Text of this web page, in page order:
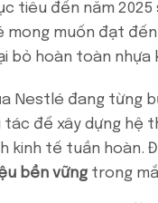
tiêu đến năm
mong muốn đạt
bỏ hoàn toàn
Nestlé đang từng
để xây dựng hệ
kinh tế tuần
bền vững trong